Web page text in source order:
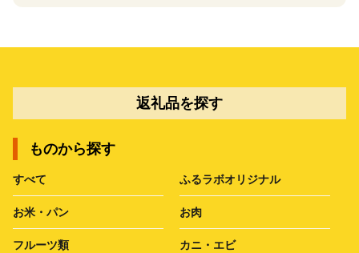
返礼品を探す
ものから探す
すべて ふるラボオリジナル
お米・パン お肉
フルーツ類 カニ・エビ